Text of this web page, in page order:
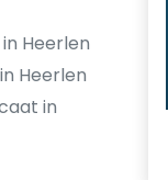
Heerlen
Heerlen
in